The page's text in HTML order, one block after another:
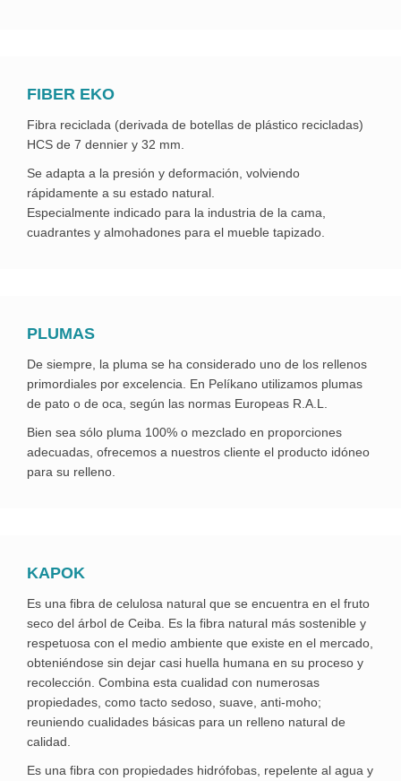
FIBER EKO
Fibra reciclada (derivada de botellas de plástico recicladas)
HCS de 7 dennier y 32 mm.
Se adapta a la presión y deformación, volviendo
rápidamente a su estado natural.
Especialmente indicado para la industria de la cama,
cuadrantes y almohadones para el mueble tapizado.
PLUMAS
De siempre, la pluma se ha considerado uno de los rellenos
primordiales por excelencia. En Pelíkano utilizamos plumas
de pato o de oca, según las normas Europeas R.A.L.
Bien sea sólo pluma 100% o mezclado en proporciones
adecuadas, ofrecemos a nuestros cliente el producto idóneo
para su relleno.
KAPOK
Es una fibra de celulosa natural que se encuentra en el fruto
seco del árbol de Ceiba. Es la fibra natural más sostenible y
respetuosa con el medio ambiente que existe en el mercado,
obteniéndose sin dejar casi huella humana en su proceso y
recolección. Combina esta cualidad con numerosas
propiedades, como tacto sedoso, suave, anti-moho;
reuniendo cualidades básicas para un relleno natural de
calidad.
Es una fibra con propiedades hidrófobas, repelente al agua y